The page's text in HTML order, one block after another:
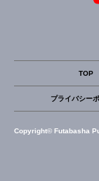
TOP
プライバシー
Copyright© Futabasha